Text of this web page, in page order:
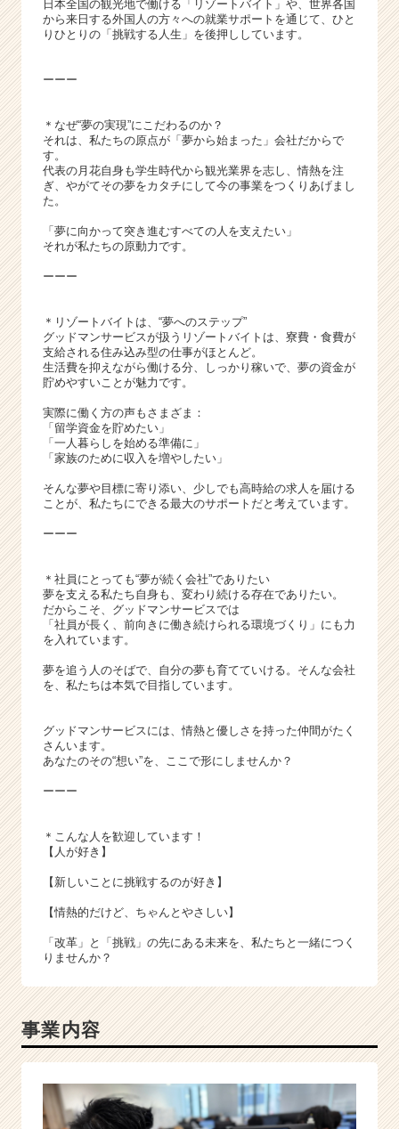
日本全国の観光地で働ける「リゾートバイト」や、世界各国
から来日する外国人の方々への就業サポートを通じて、ひと
りひとりの「挑戦する人生」を後押ししています。
ーーー
＊なぜ“夢の実現”にこだわるのか？
それは、私たちの原点が「夢から始まった」会社だからで
す。
代表の月花自身も学生時代から観光業界を志し、情熱を注
ぎ、やがてその夢をカタチにして今の事業をつくりあげまし
た。
「夢に向かって突き進むすべての人を支えたい」
それが私たちの原動力です。
ーーー
＊リゾートバイトは、“夢へのステップ”
グッドマンサービスが扱うリゾートバイトは、寮費・食費が
支給される住み込み型の仕事がほとんど。
生活費を抑えながら働ける分、しっかり稼いで、夢の資金が
貯めやすいことが魅力です。
実際に働く方の声もさまざま：
「留学資金を貯めたい」
「一人暮らしを始める準備に」
「家族のために収入を増やしたい」
そんな夢や目標に寄り添い、少しでも高時給の求人を届ける
ことが、私たちにできる最大のサポートだと考えています。
ーーー
＊社員にとっても“夢が続く会社”でありたい
夢を支える私たち自身も、変わり続ける存在でありたい。
だからこそ、グッドマンサービスでは
「社員が長く、前向きに働き続けられる環境づくり」にも力
を入れています。
夢を追う人のそばで、自分の夢も育てていける。そんな会社
を、私たちは本気で目指しています。
グッドマンサービスには、情熱と優しさを持った仲間がたく
さんいます。
あなたのその“想い”を、ここで形にしませんか？
ーーー
＊こんな人を歓迎しています！
【人が好き】
【新しいことに挑戦するのが好き】
【情熱的だけど、ちゃんとやさしい】
「改革」と「挑戦」の先にある未来を、私たちと一緒につく
りませんか？
事業内容